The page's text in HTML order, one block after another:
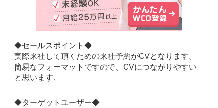
◆セールスポイント◆
実際来社して頂くための来社予約がCVとなります。
簡易なフォーマットですので、CVにつながりやすい
と思います。
◆ターゲットユーザー◆